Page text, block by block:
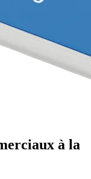
à la